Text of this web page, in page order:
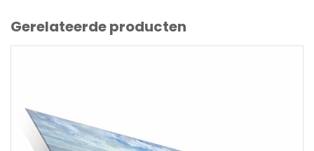
Gerelateerde producten